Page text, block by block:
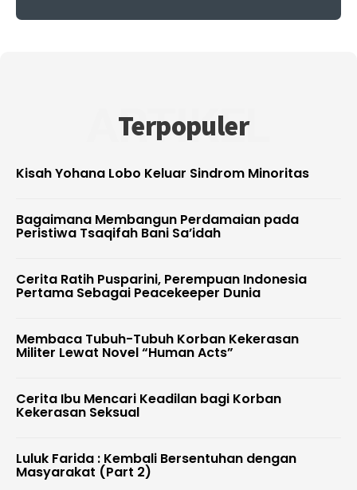
Terpopuler
ARTIKEL
Kisah Yohana Lobo Keluar Sindrom Minoritas
Bagaimana Membangun Perdamaian pada
Peristiwa Tsaqifah Bani Sa’idah
Cerita Ratih Pusparini, Perempuan Indonesia
Pertama Sebagai Peacekeeper Dunia
Membaca Tubuh-Tubuh Korban Kekerasan
Militer Lewat Novel “Human Acts”
Cerita Ibu Mencari Keadilan bagi Korban
Kekerasan Seksual
Luluk Farida : Kembali Bersentuhan dengan
Masyarakat (Part 2)